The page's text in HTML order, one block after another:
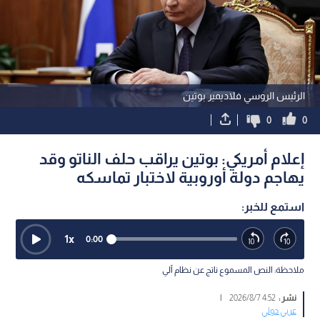
الرئيس الروسي فلاديمير بوتين
0
0
إعلام أمريكي: بوتين يراقب حلف الناتو وقد
يهاجم دولة أوروبية لاختبار تماسكه
استمع للخبر:
0:00
1x
ملاحظة: النص المسموع ناتج عن نظام آلي
نشر :4:52 2026/8/7
|
عربي دولي